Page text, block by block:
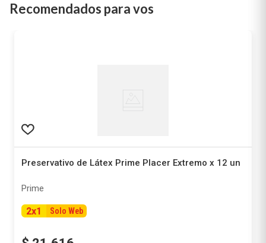
Recomendados para vos
Preservativo de Látex Prime Placer Extremo x 12 un
Prime
2x1 Solo Web